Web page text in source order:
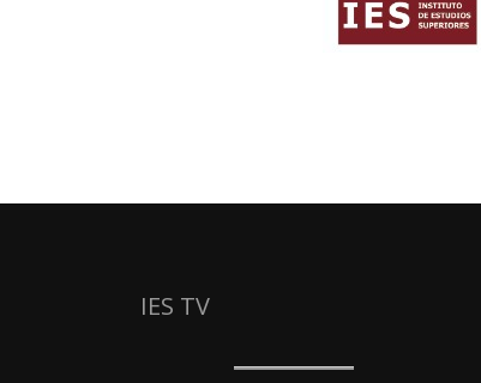
IES TV